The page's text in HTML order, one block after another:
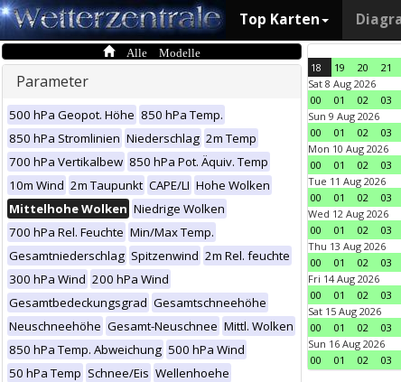
Top Karten
Alle Modelle
Parameter
500 hPa Geopot. Höhe 850 hPa Temp.
850 hPa Stromlinien Niederschlag 2m Temp
700 hPa Vertikalbew 850 hPa Pot. Äquiv. Temp
10m Wind 2m Taupunkt CAPE/LI Hohe Wolken
Mittelhohe Wolken Niedrige Wolken
700 hPa Rel. Feuchte Min/Max Temp.
Gesamtniederschlag Spitzenwind 2m Rel. feuchte
300 hPa Wind 200 hPa Wind
Gesamtbedeckungsgrad Gesamtschneehöhe
Neuschneehöhe Gesamt-Neuschnee Mittl. Wolken
850 hPa Temp. Abweichung 500 hPa Wind
50 hPa Temp Schnee/Eis Wellenhoehe
18 19 20 21
Sat 8 Aug 2026
00
01 02 03
Sun 9 Aug 2026
00
01 02 03
Mon 10 Aug 2026
00
01 02 03
Tue 11 Aug 2026
00
01 02 03
Wed 12 Aug 2026
00
01 02 03
Thu 13 Aug 2026
00
01 02 03
Fri 14 Aug 2026
00
01 02 03
Sat 15 Aug 2026
00
01 02 03
Sun 16 Aug 2026
00
01 02 03